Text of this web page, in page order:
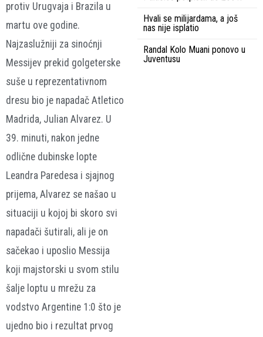
protiv Urugvaja i Brazila u
martu ove godine.
Najzaslužniji za sinoćnji
Messijev prekid golgeterske
suše u reprezentativnom
dresu bio je napadač Atletico
Madrida, Julian Alvarez. U
39. minuti, nakon jedne
odlične dubinske lopte
Leandra Paredesa i sjajnog
prijema, Alvarez se našao u
situaciji u kojoj bi skoro svi
napadači šutirali, ali je on
sačekao i uposlio Messija
koji majstorski u svom stilu
šalje loptu u mrežu za
vodstvo Argentine 1:0 što je
ujedno bio i rezultat prvog
Hvali se milijardama, a još
nas nije isplatio
Randal Kolo Muani ponovo u
Juventusu